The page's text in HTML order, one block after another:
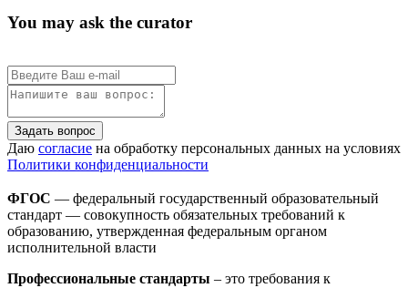
You may ask the curator
Задать вопрос
Даю согласие на обработку персональных данных на условиях
Политики конфиденциальности
ФГОС — федеральный государственный образовательный
стандарт — совокупность обязательных требований к
образованию, утвержденная федеральным органом
исполнительной власти
Профессиональные стандарты – это требования к